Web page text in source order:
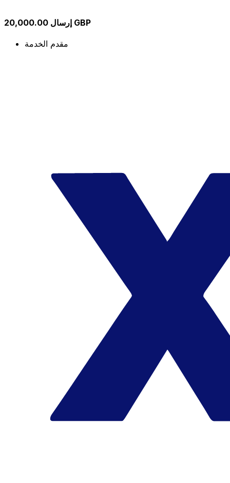
إرسال 20,000.00 GBP
مقدم الخدمة